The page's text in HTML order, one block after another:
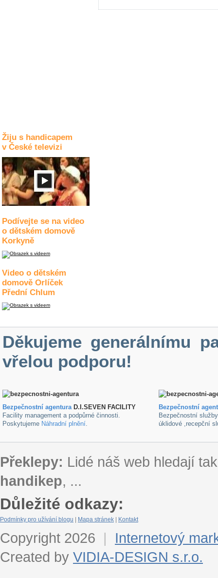
Žiju s handicapem
v České televizi
Podívejte se na video
o dětském domově
Korkyně
Video o dětském
domově Orlíček
Přední Chlum
Děkujeme generálnímu
vřelou podporu!
Bezpečnostní agenturaD.I.SEVEN FACILITY
Facility management a podpůrné činnosti.
Poskytujeme Náhradní plnění.
Bezpečnostní
Bezpečnostní
úklidové ,recepční
Překlepy: Lidé náš web hledají
handikep, ...
Důležité odkazy:
Podmínky pro užívání blogu Mapa stránek Kontakt
Copyright 2026 |
Internetový
Created by VIDIA-DESIGN s.r.o.